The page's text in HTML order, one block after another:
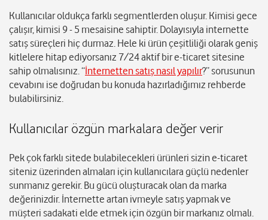
Kullanıcılar oldukça farklı segmentlerden oluşur. Kimisi gece
çalışır, kimisi 9 - 5 mesaisine sahiptir. Dolayısıyla internette
satış süreçleri hiç durmaz. Hele ki ürün çeşitliliği olarak geniş
kitlelere hitap ediyorsanız 7/24 aktif bir e-ticaret sitesine
sahip olmalısınız. “İnternetten satış nasıl yapılır?” sorusunun
cevabını ise doğrudan bu konuda hazırladığımız rehberde
bulabilirsiniz.
Kullanıcılar özgün markalara değer verir
Pek çok farklı sitede bulabilecekleri ürünleri sizin e-ticaret
siteniz üzerinden almaları için kullanıcılara güçlü nedenler
sunmanız gerekir. Bu gücü oluşturacak olan da marka
değerinizdir. İnternette artan ivmeyle satış yapmak ve
müşteri sadakati elde etmek için özgün bir markanız olmalı.